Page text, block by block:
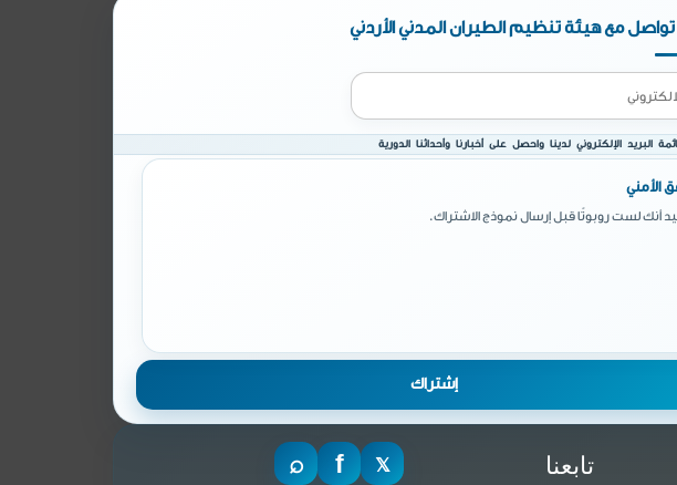
مع هيئة تنظيم الطيران المدني الأردني
البريد الإلكتروني لدينا واحصل على أخبارنا وأحداثنا الدورية
الأمني
أنك لست روبوتًا قبل إرسال نموذج الاشتراك.
تابعنا